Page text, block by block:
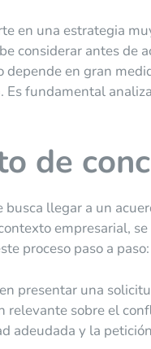
en una estrategia
considerar antes de
en gran
fundamental
de
llegar a un
empresarial,
proceso paso a paso:
presentar una
sobre el
adeudada y la